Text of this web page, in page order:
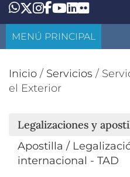
Whatsapp
Twitter
Instagram
Facebook
YouTube
LinkedIn
Flickr
MENÚ PRINCIPAL
Inicio / Servicios /
el Exterior
Legalizaciones y
Apostilla /
internacional - TAD